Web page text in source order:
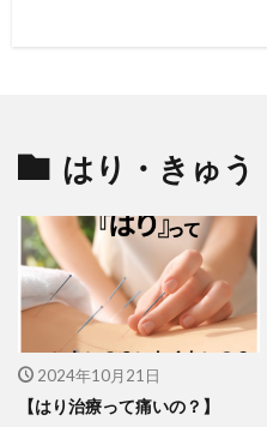
はり・きゅう
2024年10月21日
【はり治療って痛いの？】